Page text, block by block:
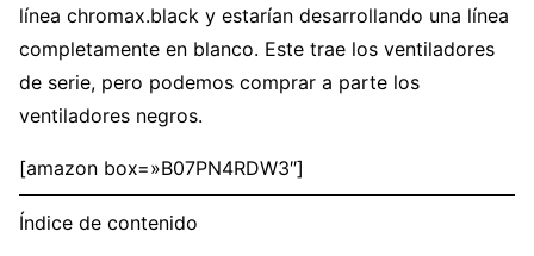
línea chromax.black y estarían desarrollando una línea
completamente en blanco. Este trae los ventiladores
de serie, pero podemos comprar a parte los
ventiladores negros.
[amazon box=»B07PN4RDW3″]
Índice de contenido